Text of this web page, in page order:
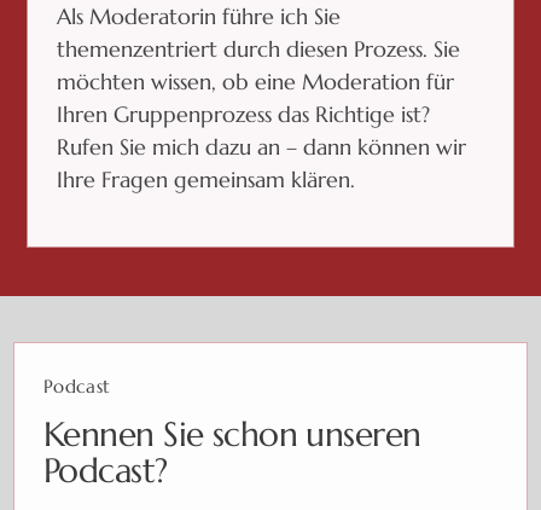
Als Moderatorin führe ich Sie
themenzentriert durch diesen Prozess. Sie
möchten wissen, ob eine Moderation für
Ihren Gruppenprozess das Richtige ist?
Rufen Sie mich dazu an – dann können wir
Ihre Fragen gemeinsam klären.
Podcast
Kennen Sie schon unseren
Podcast?